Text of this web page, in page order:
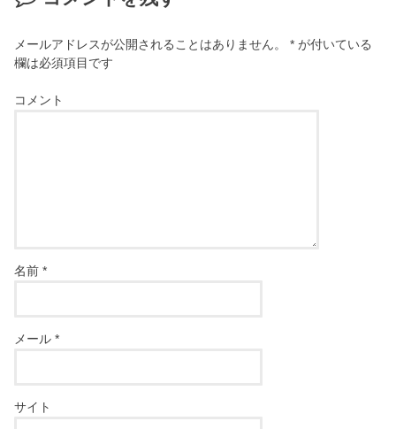
メールアドレスが公開されることはありません。 * が付いている
欄は必須項目です
コメント
名前*
メール*
サイト